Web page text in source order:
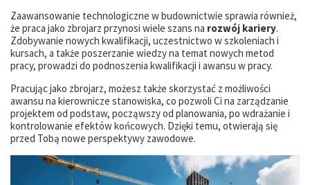
Zaawansowanie technologiczne w budownictwie sprawia również,
że praca jako zbrojarz przynosi wiele szans na rozwój kariery.
Zdobywanie nowych kwalifikacji, uczestnictwo w szkoleniach i
kursach, a także poszerzanie wiedzy na temat nowych metod
pracy, prowadzi do podnoszenia kwalifikacji i awansu w pracy.
Pracując jako zbrojarz, możesz także skorzystać z możliwości
awansu na kierownicze stanowiska, co pozwoli Ci na zarządzanie
projektem od podstaw, począwszy od planowania, po wdrażanie i
kontrolowanie efektów końcowych. Dzięki temu, otwierają się
przed Tobą nowe perspektywy zawodowe.